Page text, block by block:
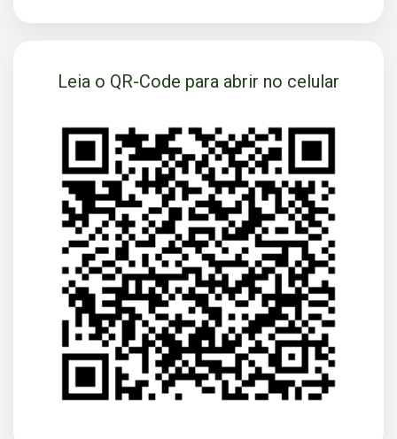
Leia o QR-Code para abrir no celular